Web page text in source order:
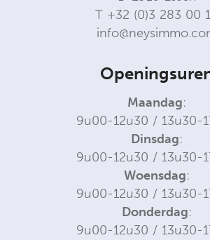
T +32 (0)3 283 00
Maandag:
9u00-12u30 / 13u30-
Dinsdag:
9u00-12u30 / 13u30-
Woensdag:
9u00-12u30 / 13u30-
Donderdag:
9u00-12u30 / 13u30-